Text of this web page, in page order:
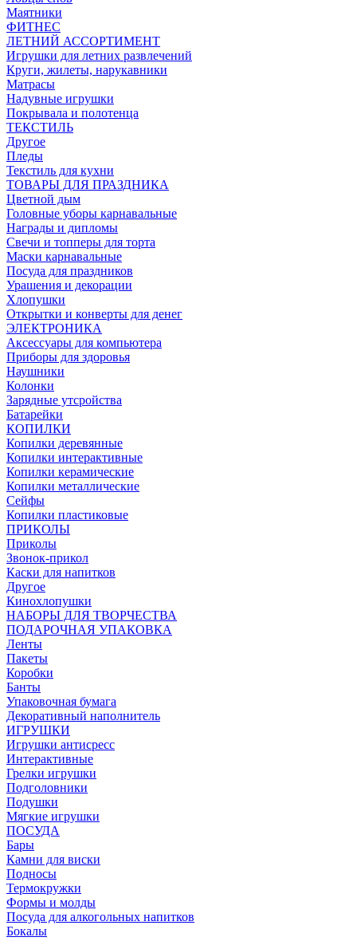
Маятники
ФИТНЕС
ЛЕТНИЙ АССОРТИМЕНТ
Игрушки для летних развлечений
Круги, жилеты, нарукавники
Матрасы
Надувные игрушки
Покрывала и полотенца
ТЕКСТИЛЬ
Другое
Пледы
Текстиль для кухни
ТОВАРЫ ДЛЯ ПРАЗДНИКА
Цветной дым
Головные уборы карнавальные
Награды и дипломы
Свечи и топперы для торта
Маски карнавальные
Посуда для праздников
Урашения и декорации
Хлопушки
Открытки и конверты для денег
ЭЛЕКТРОНИКА
Аксессуары для компьютера
Приборы для здоровья
Наушники
Колонки
Зарядные утсройства
Батарейки
КОПИЛКИ
Копилки деревянные
Копилки интерактивные
Копилки керамические
Копилки металлические
Сейфы
Копилки пластиковые
ПРИКОЛЫ
Приколы
Звонок-прикол
Каски для напитков
Другое
Кинохлопушки
НАБОРЫ ДЛЯ ТВОРЧЕСТВА
ПОДАРОЧНАЯ УПАКОВКА
Ленты
Пакеты
Коробки
Банты
Упаковочная бумага
Декоративный наполнитель
ИГРУШКИ
Игрушки антисресс
Интерактивные
Грелки игрушки
Подголовники
Подушки
Мягкие игрушки
ПОСУДА
Бары
Камни для виски
Подносы
Термокружки
Формы и молды
Посуда для алкогольных напитков
Бокалы